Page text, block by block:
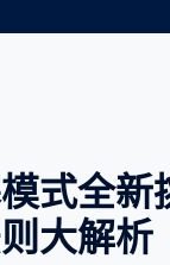
式全
大解析